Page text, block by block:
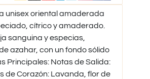
unisex oriental amaderada
cítrico y amaderado.
sanguina y especias,
azahar, con un fondo sólido
Principales: Notas de Salida:
de Corazón: Lavanda, flor de